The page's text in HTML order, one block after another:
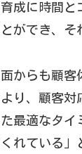
成に時間
ができ、そ
からも顧
り、顧客
最適なタ
れている